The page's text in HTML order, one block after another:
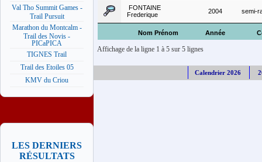
Val Tho Summit Games -
Trail Pursuit
Marathon du Montcalm -
Trail des Novis -
PICaPICA
TIGNES Trail
Trail des Etoiles 05
KMV du Criou
LES DERNIERS
RÉSULTATS
Nom Prénom Année
FONTAINE
Frederique
2004 semi-
Affichage de la ligne 1 à 5 sur 5 lignes
Calendrier 2026